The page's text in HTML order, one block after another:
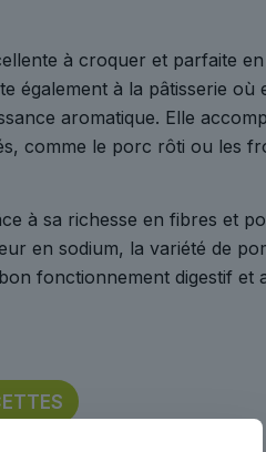
à croquer et parfaite
également à la pâtisserie où
aromatique. Elle
comme le porc rôti ou les
à sa richesse en fibres et
en sodium, la variété de
fonctionnement digestif et